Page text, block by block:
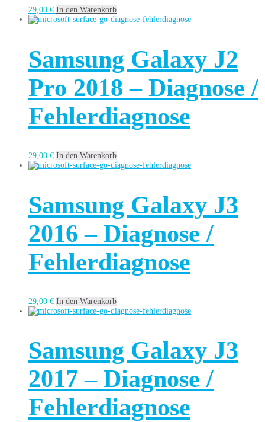
29,00 € In den Warenkorb
Samsung Galaxy J2
Pro 2018 – Diagnose /
Fehlerdiagnose
29,00 € In den Warenkorb
Samsung Galaxy J3
2016 – Diagnose /
Fehlerdiagnose
29,00 € In den Warenkorb
Samsung Galaxy J3
2017 – Diagnose /
Fehlerdiagnose